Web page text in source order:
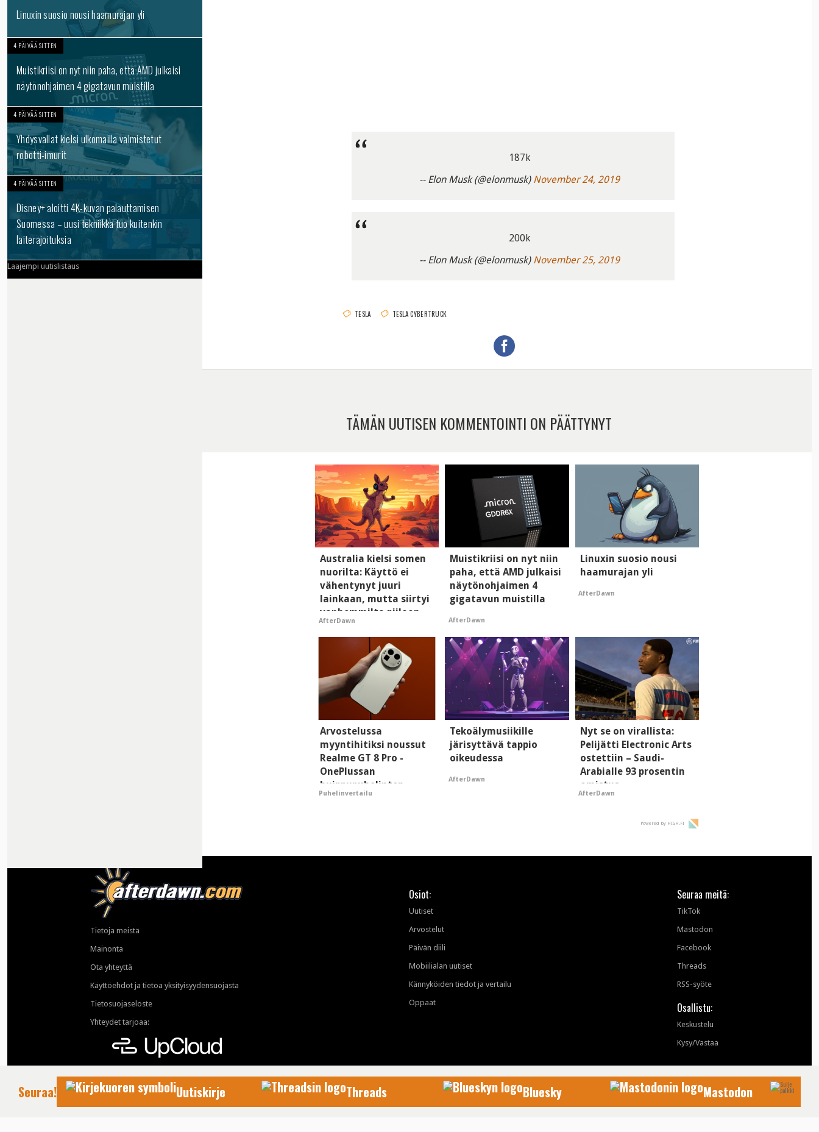
Linuxin suosio nousi haamurajan yli
4 PÄIVÄÄ SITTEN
Muistikriisi on nyt niin paha, että AMD julkaisi
näytönohjaimen 4 gigatavun muistilla
4 PÄIVÄÄ SITTEN
Yhdysvallat kielsi ulkomailla valmistetut
robotti-imurit
4 PÄIVÄÄ SITTEN
Disney+ aloitti 4K-kuvan palauttamisen
Suomessa – uusi tekniikka tuo kuitenkin
laiterajoituksia
Laajempi uutislistaus
187k
-- Elon Musk (@elonmusk) November 24, 2019
200k
-- Elon Musk (@elonmusk) November 25, 2019
TESLA TESLA CYBERTRUCK
TÄMÄN UUTISEN KOMMENTOINTI ON PÄÄTTYNYT
Australia kielsi somen
nuorilta: Käyttö ei
vähentynyt juuri
lainkaan, mutta siirtyi
vanhemmilta piiloon
AfterDawn
Muistikriisi on nyt niin
paha, että AMD julkaisi
näytönohjaimen 4
gigatavun muistilla
AfterDawn
Linuxin suosio nousi
haamurajan yli
AfterDawn
Arvostelussa
myyntihitiksi noussut
Realme GT 8 Pro -
OnePlussan
huippupuhelinten
"perillinen"
Puhelinvertailu
Tekoälymusiikille
järisyttävä tappio
oikeudessa
AfterDawn
Nyt se on virallista:
Pelijätti Electronic Arts
ostettiin – Saudi-
Arabialle 93 prosentin
omistus
AfterDawn
Powered by HIGH.FI
Tietoja meistä
Mainonta
Ota yhteyttä
Käyttöehdot ja tietoa yksityisyydensuojasta
Tietosuojaseloste
Yhteydet tarjoaa:
Osiot:
Uutiset
Arvostelut
Päivän diili
Mobiilialan uutiset
Kännyköiden tiedot ja vertailu
Oppaat
Seuraa meitä:
TikTok
Mastodon
Facebook
Threads
RSS-syöte
Osallistu:
Keskustelu
Kysy/Vastaa
© 1999-2026 AfterDawn Oy
Seuraa! Uutiskirje Threads Bluesky Mastodon